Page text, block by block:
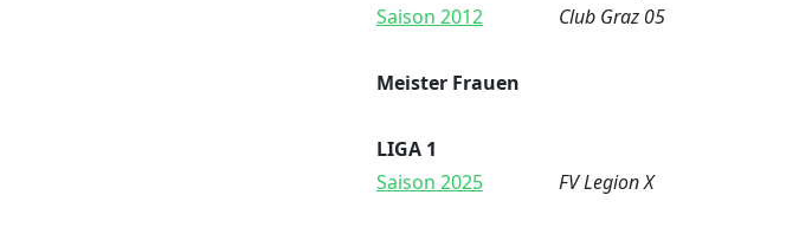
Saison 2012
Club Graz 05
Meister Frauen
LIGA 1
Saison 2025
FV Legion X